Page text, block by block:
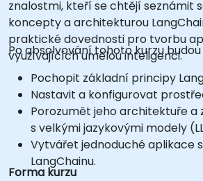
znalostmi, kteří se chtějí seznámit
koncepty a architekturou
praktické dovednosti pro tvorbu
využívajících umělou inteligenci.
Po absolvování tohoto kurzu
Pochopit základní principy
Nastavit a konfigurovat
Porozumět jeho architektuře a
s velkými jazykovými modely
Vytvářet jednoduché aplikace
LangChainu.
Forma kurzu